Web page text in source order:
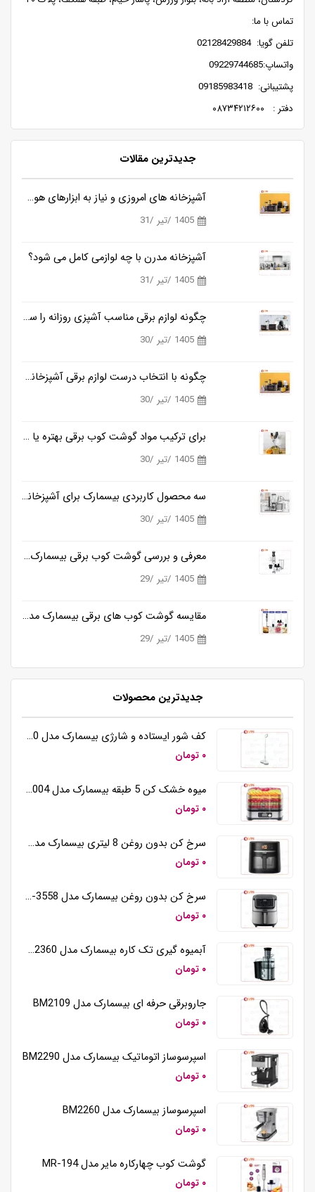
تماس با ما:
تلفن گویا: 02128429884
واتساپ:09229744685
پشتیبانی: 09185983418
دفتر : ۰۸۷۳۴۲۱۲۶۰۰
جدیدترین مقالات
آشپزخانه های امروزی و نیاز به ابزارهای هوشمندتر
1405 /تیر /31
آشپزخانه مدرن با چه لوازمی کامل می شود؟
1405 /تیر /31
چگونه لوازم برقی مناسب آشپزی روزانه را ساده تر می کنند؟
1405 /تیر /30
چگونه با انتخاب درست لوازم برقی آشپزخانه، زمان آشپزی را نصف کنیم؟
1405 /تیر /30
برای ترکیب مواد گوشت کوب برقی بهتره یا مخلوط کن؟
1405 /تیر /30
سه محصول کاربردی بیسمارک برای آشپزخانه های مدرن
1405 /تیر /30
معرفی و بررسی گوشت کوب برقی بیسمارک مدل BM3315
1405 /تیر /29
مقایسه گوشت کوب های برقی بیسمارک مدل BM3315 و BM3316
1405 /تیر /29
جدیدترین محصولات
کف شور ایستاده و شارژی بیسمارک مدل BM5510
۰ تومان
میوه خشک کن 5 طبقه بیسمارک مدل BM3004
۰ تومان
سرخ کن بدون روغن 8 لیتری بیسمارک مدل BM3570
۰ تومان
سرخ کن بدون روغن بیسمارک مدل BM-3558
۰ تومان
آبمیوه گیری تک کاره بیسمارک مدل BM2360
۰ تومان
جاروبرقی حرفه ای بیسمارک مدل BM2109
۰ تومان
اسپرسوساز اتوماتیک بیسمارک مدل BM2290
۰ تومان
اسپرسوساز بیسمارک مدل BM2260
۰ تومان
گوشت کوب چهارکاره مایر مدل MR-194
۰ تومان